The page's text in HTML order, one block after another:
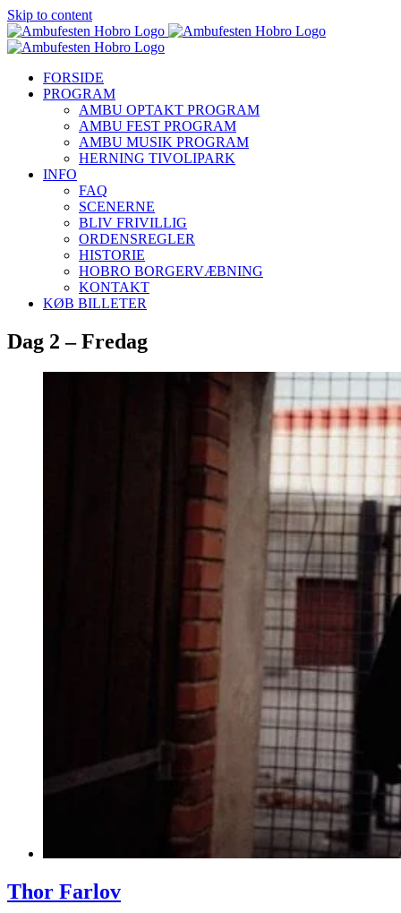
Skip to content
FORSIDE
PROGRAM
AMBU OPTAKT PROGRAM
AMBU FEST PROGRAM
AMBU MUSIK PROGRAM
HERNING TIVOLIPARK
INFO
FAQ
SCENERNE
BLIV FRIVILLIG
ORDENSREGLER
HISTORIE
HOBRO BORGERVÆBNING
KONTAKT
KØB BILLETER
Dag 2 – Fredag
Thor Farlov